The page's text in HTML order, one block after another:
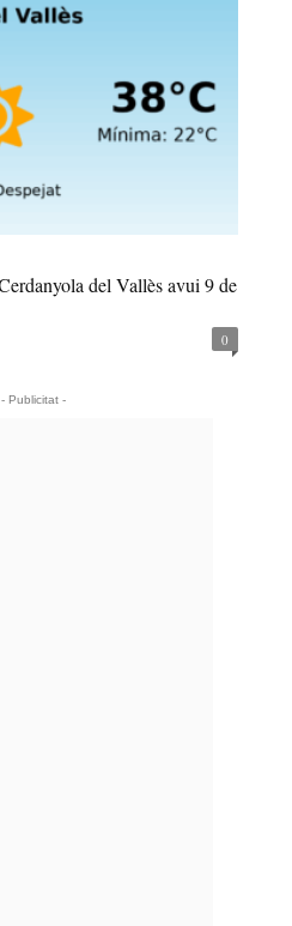
del Vallès avui 9 de
0
- Publicitat -